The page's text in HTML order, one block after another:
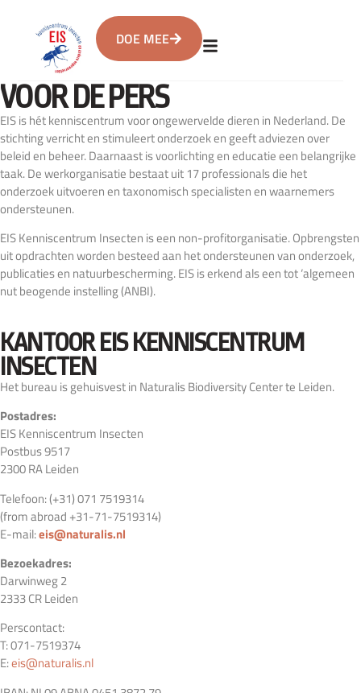
DOE MEE
VOOR DE PERS
EIS is hét kenniscentrum voor ongewervelde dieren in Nederland. De
stichting verricht en stimuleert onderzoek en geeft adviezen over
beleid en beheer. Daarnaast is voorlichting en educatie een belangrijke
taak. De werkorganisatie bestaat uit 17 professionals die het
onderzoek uitvoeren en taxonomisch specialisten en waarnemers
ondersteunen.
EIS Kenniscentrum Insecten is een non-profitorganisatie. Opbrengsten
uit opdrachten worden besteed aan het ondersteunen van onderzoek,
publicaties en natuurbescherming. EIS is erkend als een tot ‘algemeen
nut beogende instelling (ANBI).
KANTOOR EIS KENNISCENTRUM
INSECTEN
Het bureau is gehuisvest in Naturalis Biodiversity Center te Leiden.
Postadres:
EIS Kenniscentrum Insecten
Postbus 9517
2300 RA Leiden
Telefoon: (+31) 071 7519314
(from abroad +31-71-7519314)
E-mail:eis@naturalis.nl
Bezoekadres:
Darwinweg 2
2333 CR Leiden
Perscontact:
T: 071-7519374
E:eis@naturalis.nl